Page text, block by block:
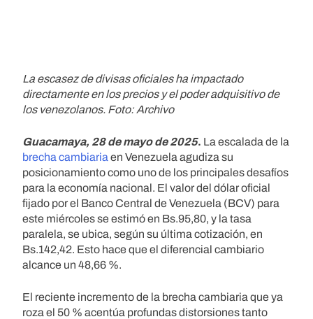
La escasez de divisas oficiales ha impactado
directamente en los precios y el poder adquisitivo de
los venezolanos. Foto: Archivo
Guacamaya, 28 de mayo de 2025. La escalada de la
brecha cambiaria en Venezuela agudiza su
posicionamiento como uno de los principales desafíos
para la economía nacional. El valor del dólar oficial
fijado por el Banco Central de Venezuela (BCV) para
este miércoles se estimó en Bs.95,80, y la tasa
paralela, se ubica, según su última cotización, en
Bs.142,42. Esto hace que el diferencial cambiario
alcance un 48,66 %.
El reciente incremento de la brecha cambiaria que ya
roza el 50 % acentúa profundas distorsiones tanto